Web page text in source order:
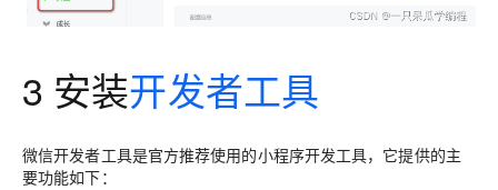
3 安装开发者工具
微信开发者工具是官方推荐使用的小程序开发工具，它提供的主
要功能如下：